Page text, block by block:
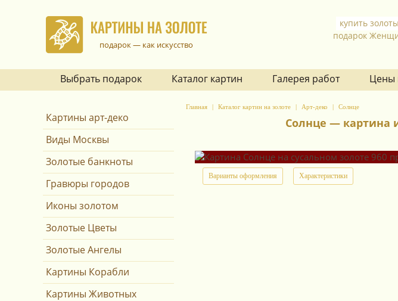
подарок — как искусство
купить
подарок
Выбрать подарок Каталог картин Галерея работ Цены
Картины арт-деко
Виды Москвы
Золотые банкноты
Гравюры городов
Иконы золотом
Золотые Цветы
Золотые Ангелы
Картины Корабли
Картины Животных
Главная Каталог картин на золоте Арт-деко Солнце
Солнце — картина
Варианты оформления Характеристики